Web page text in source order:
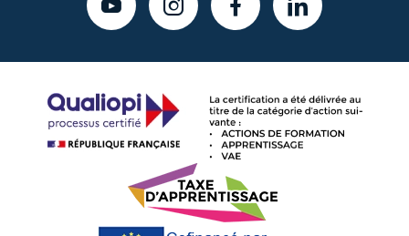
YOUTUBEINSTAGRAMFACEBOOKLINKEDIN